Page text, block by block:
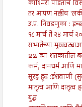
काश्मिरी पंडितांचे
तर आपण नक्कीच
उ.प्र. निवडणुका :
१८ मार्च ते २४ मार्च
सभ्यतेच्या
22 व्या शतकातील
कर्म, दानधर्म आणि
सूरह हूद :ईशवाणी
मातृत्व आणि दातृत्व
युद्ध